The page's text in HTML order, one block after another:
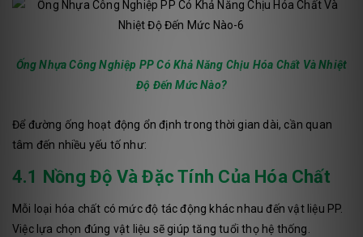
Ống Nhựa Công Nghiệp PP Có Khả Năng Chịu Hóa Chất Và Nhiệt
Độ Đến Mức Nào?
Để đường ống hoạt động ổn định trong thời gian dài, cần quan
tâm đến nhiều yếu tố như:
4.1 Nồng Độ Và Đặc Tính Của Hóa Chất
Mỗi loại hóa chất có mức độ tác động khác nhau đến vật liệu PP.
Việc lựa chọn đúng vật liệu sẽ giúp tăng tuổi thọ hệ thống.